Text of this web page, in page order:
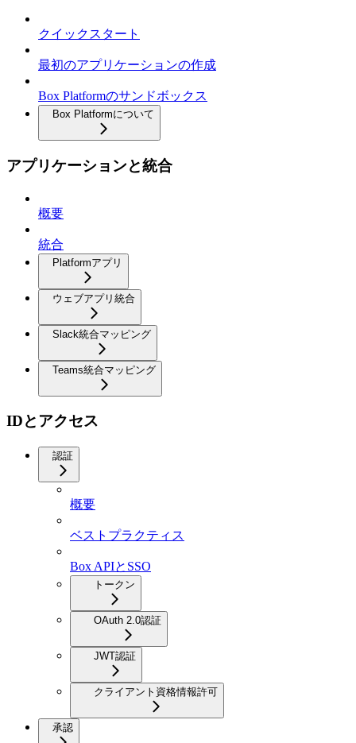
クイックスタート
最初のアプリケーションの作成
Box Platformのサンドボックス
Box Platformについて
アプリケーションと統合
概要
統合
Platformアプリ
ウェブアプリ統合
Slack統合マッピング
Teams統合マッピング
IDとアクセス
認証
概要
ベストプラクティス
Box APIとSSO
トークン
OAuth 2.0認証
JWT認証
クライアント資格情報許可
承認